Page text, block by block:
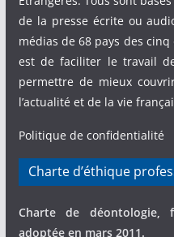
de la presse écrite ou
médias de 68 pays des cinq
est de faciliter le travail
permettre de mieux
l’actualité et de la vie
Politique de confidentialité
Charte d’éthique
Charte de déontologie,
adoptée en mars 2011.